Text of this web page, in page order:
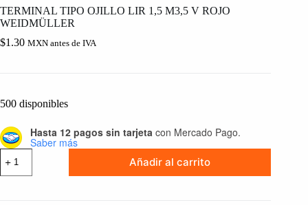
TERMINAL TIPO OJILLO LIR 1,5 M3,5 V ROJO
WEIDMÜLLER
$1.30 MXN antes de IVA
500 disponibles
Hasta 12 pagos sin tarjeta con Mercado Pago.
Saber más
TERMINAL
TIPO
OJILLO
Añadir al carrito